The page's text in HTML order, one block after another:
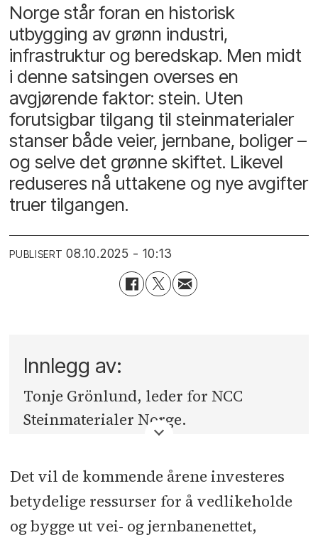
Norge står foran en historisk
utbygging av grønn industri,
infrastruktur og beredskap. Men midt
i denne satsingen overses en
avgjørende faktor: stein. Uten
forutsigbar tilgang til steinmaterialer
stanser både veier, jernbane, boliger –
og selve det grønne skiftet. Likevel
reduseres nå uttakene og nye avgifter
truer tilgangen.
PUBLISERT 08.10.2025 - 10:13
Innlegg av:
Tonje Grönlund, leder for NCC
Steinmaterialer Norge.
Det vil de kommende årene investeres
betydelige ressurser for å vedlikeholde
og bygge ut vei- og jernbanenettet,